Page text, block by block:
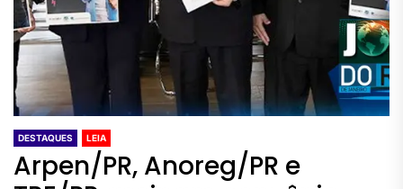
DESTAQUES LEIA
Arpen/PR, Anoreg/PR e